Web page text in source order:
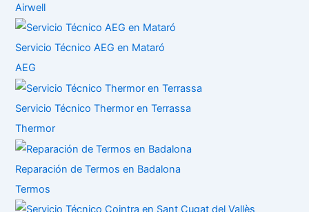
Airwell
Servicio Técnico AEG en Mataró
AEG
Servicio Técnico Thermor en Terrassa
Thermor
Reparación de Termos en Badalona
Termos